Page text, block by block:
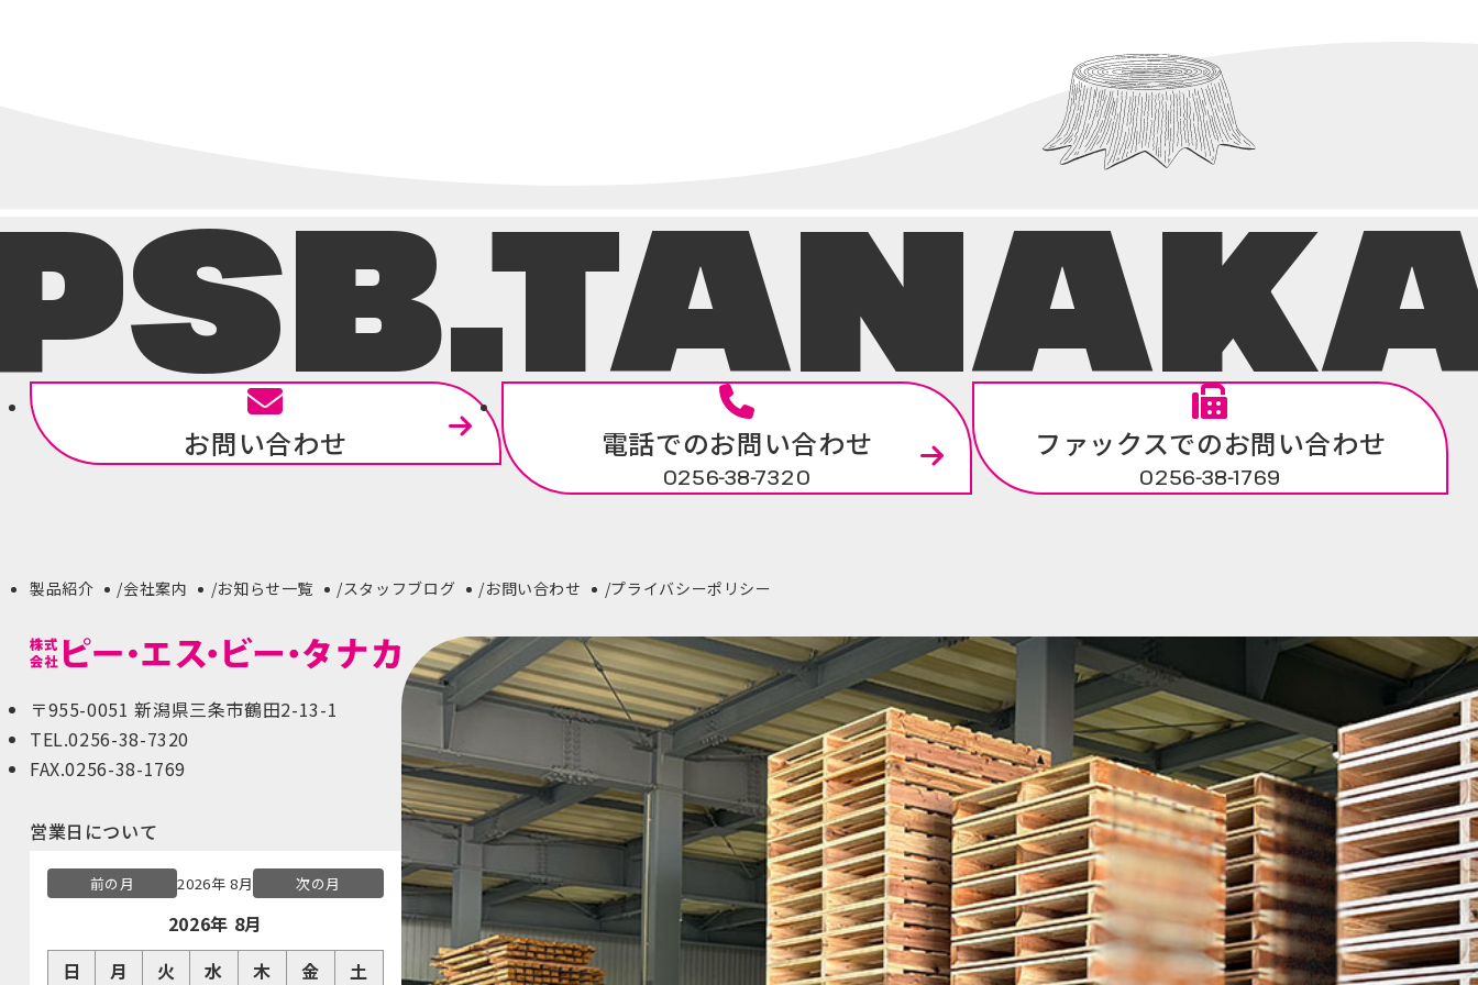
お問い合わせ 電話でのお問い合わせ
0256-38-7320
ファックスでのお問い合わせ
0256-38-1769
製品紹介 会社案内 お知らせ一覧 スタッフブログ お問い合わせ プライバシーポリシー
〒955-0051 新潟県三条市鶴田2-13-1
TEL.0256-38-7320
FAX.0256-38-1769
営業日について
前の月 2026年 8月 次の月
2026年 8月
日
月 火 水 木 金 土